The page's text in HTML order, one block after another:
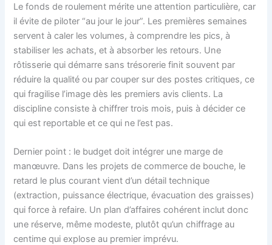
Le fonds de roulement mérite une attention particulière, car
il évite de piloter “au jour le jour”. Les premières semaines
servent à caler les volumes, à comprendre les pics, à
stabiliser les achats, et à absorber les retours. Une
rôtisserie qui démarre sans trésorerie finit souvent par
réduire la qualité ou par couper sur des postes critiques, ce
qui fragilise l’image dès les premiers avis clients. La
discipline consiste à chiffrer trois mois, puis à décider ce
qui est reportable et ce qui ne l’est pas.
Dernier point : le budget doit intégrer une marge de
manœuvre. Dans les projets de commerce de bouche, le
retard le plus courant vient d’un détail technique
(extraction, puissance électrique, évacuation des graisses)
qui force à refaire. Un plan d’affaires cohérent inclut donc
une réserve, même modeste, plutôt qu’un chiffrage au
centime qui explose au premier imprévu.